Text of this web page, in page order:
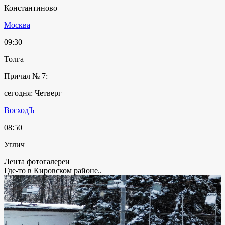
Константиново
Москва
09:30
Толга
Причал № 7:
сегодня: Четверг
ВосходЪ
08:50
Углич
Лента фотогалереи
Где-то в Кировском районе..